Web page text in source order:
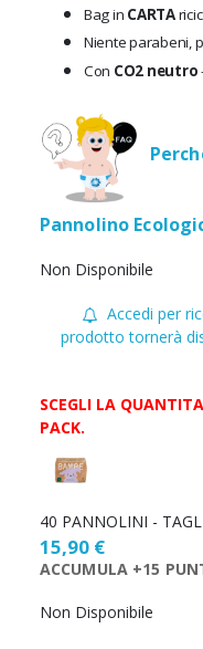
Bag in CARTA
Niente parabeni,
Con CO2 neutro
Pannolino
Non Disponibile
Accedi per
prodotto tornerà
SCEGLI LA
PACK.
40 PANNOLINI -
15,90 €
ACCUMULA +15
Non Disponibile